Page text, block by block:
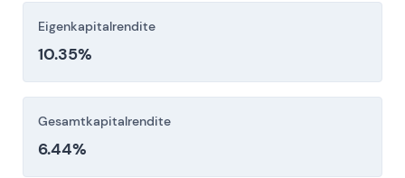
ausgewiesene NAV und Ausschüttungen
belasten.
Anleger sollten diese Risikofaktoren vor einer
Investitionsentscheidung sorgfältig berücksichtigen.
Eigenkapitalrendite
10.35%
Gesamtkapitalrendite
6.44%